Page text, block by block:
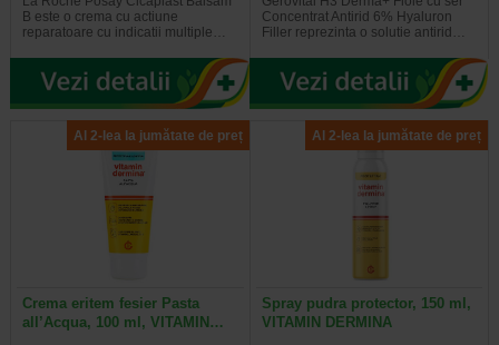
B este o crema cu actiune
reparatoare cu indicatii multiple…
Concentrat Antirid 6% Hyaluron
Filler reprezinta o solutie antirid…
Al 2-lea la jumătate de preț
Crema eritem fesier Pasta
all’Acqua, 100 ml, VITAMIN…
Al 2-lea la jumătate de preț
Spray pudra protector, 150 ml,
VITAMIN DERMINA